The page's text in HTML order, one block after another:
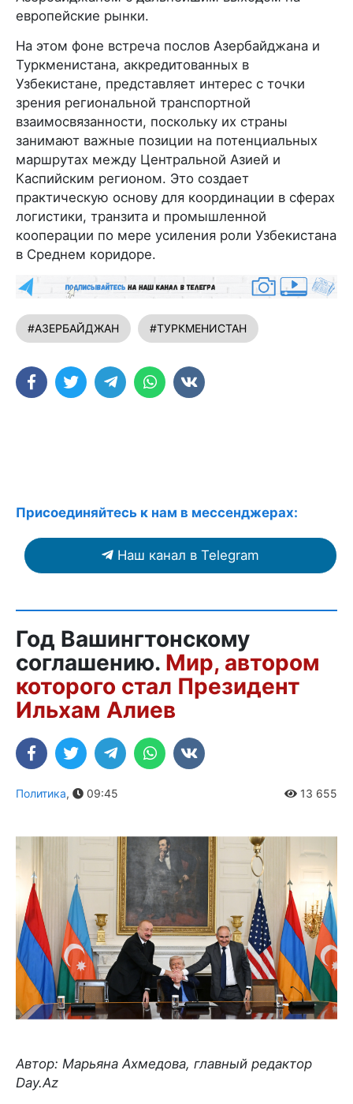
европейские рынки.
На этом фоне встреча послов Азербайджана и
Туркменистана, аккредитованных в
Узбекистане, представляет интерес с точки
зрения региональной транспортной
взаимосвязанности, поскольку их страны
занимают важные позиции на потенциальных
маршрутах между Центральной Азией и
Каспийским регионом. Это создает
практическую основу для координации в сферах
логистики, транзита и промышленной
кооперации по мере усиления роли Узбекистана
в Среднем коридоре.
#АЗЕРБАЙДЖАН #ТУРКМЕНИСТАН
Присоединяйтесь к нам в мессенджерах:
Наш канал в Telegram
Год Вашингтонскому
соглашению. Мир, автором
которого стал Президент
Ильхам Алиев
Политика, 09:45 13 655
Автор: Марьяна Ахмедова, главный редактор
Day.Az